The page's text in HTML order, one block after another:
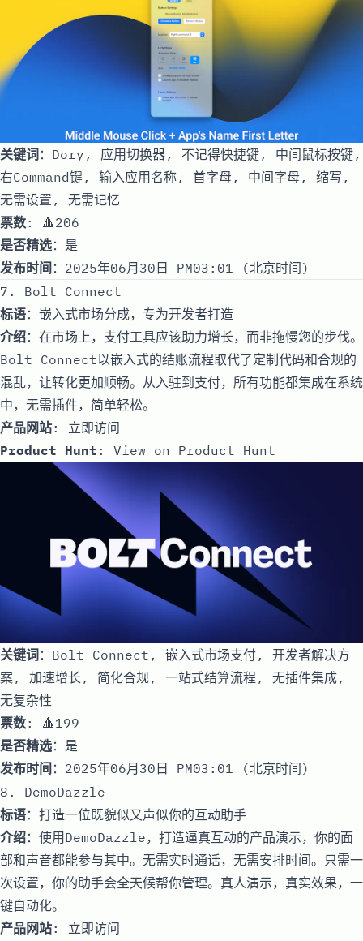
关键词：Dory, 应用切换器, 不记得快捷键, 中间鼠标按键,
右Command键, 输入应用名称, 首字母, 中间字母, 缩写,
无需设置, 无需记忆
票数: 🔺206
是否精选：是
发布时间 ：2025年06月30日 PM03:01 (北京时间)
7. Bolt Connect
标语：嵌入式市场分成，专为开发者打造
介绍：在市场上，支付工具应该助力增长，而非拖慢您的步伐。
Bolt Connect以嵌入式的结账流程取代了定制代码和合规的
混乱，让转化更加顺畅。从入驻到支付，所有功能都集成在系统
中，无需插件，简单轻松。
产品网站: 立即访问
Product Hunt : View on Product Hunt
关键词：Bolt Connect, 嵌入式市场支付, 开发者解决方
案, 加速增长, 简化合规, 一站式结算流程, 无插件集成,
无复杂性
票数: 🔺199
是否精选：是
发布时间 ：2025年06月30日 PM03:01 (北京时间)
8. DemoDazzle
标语：打造一位既貌似又声似你的互动助手
介绍：使用DemoDazzle，打造逼真互动的产品演示，你的面
部和声音都能参与其中。无需实时通话，无需安排时间。只需一
次设置，你的助手会全天候帮你管理。真人演示，真实效果，一
键自动化。
产品网站: 立即访问